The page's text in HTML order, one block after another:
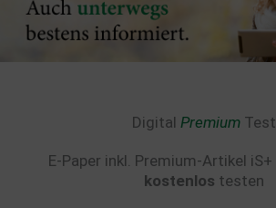
Digital Premium Test
E-Paper inkl. Premium-Artikel iS+
kostenlos testen